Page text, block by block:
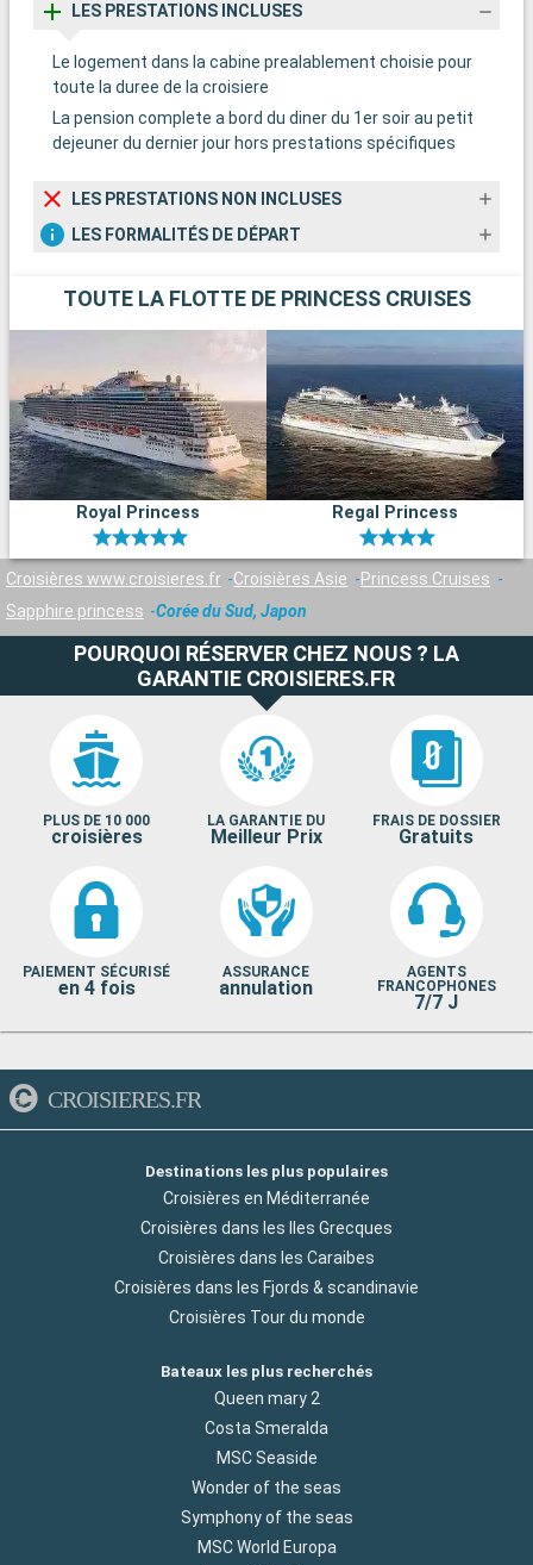
LES PRESTATIONS INCLUSES
Le logement dans la cabine prealablement choisie pour
toute la duree de la croisiere
La pension complete a bord du diner du 1er soir au petit
dejeuner du dernier jour hors prestations spécifiques
LES PRESTATIONS NON INCLUSES
LES FORMALITÉS DE DÉPART
TOUTE LA FLOTTE DE PRINCESS CRUISES
Royal Princess Regal Princess
Croisières www.croisieres.fr Croisières Asie
Princess Cruises
Sapphire princess
Corée du Sud, Japon
POURQUOI RÉSERVER CHEZ NOUS ? LA
GARANTIE CROISIERES.FR
PLUS DE 10 000
croisières
LA GARANTIE DU
Meilleur Prix
FRAIS DE DOSSIER
Gratuits
PAIEMENT SÉCURISÉ
en 4 fois
ASSURANCE
annulation
AGENTS
FRANCOPHONES
7/7 J
CROISIERES.FR
Destinations les plus populaires
Croisières en Méditerranée
Croisières dans les Iles Grecques
Croisières dans les Caraibes
Croisières dans les Fjords & scandinavie
Croisières Tour du monde
Bateaux les plus recherchés
Queen mary 2
Costa Smeralda
MSC Seaside
Wonder of the seas
Symphony of the seas
MSC World Europa